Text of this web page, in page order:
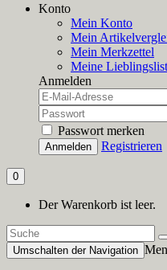
Konto
Mein Konto
Mein
Mein Merkzettel
Meine
Anmelden
Passwort merken
Anmelden Registrieren
0
Der Warenkorb ist leer.
Umschalten der Navigation